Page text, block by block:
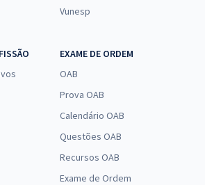
Vunesp
EXAME DE ORDEM
OAB
Prova OAB
Calendário OAB
Questões OAB
Recursos OAB
Exame de Ordem